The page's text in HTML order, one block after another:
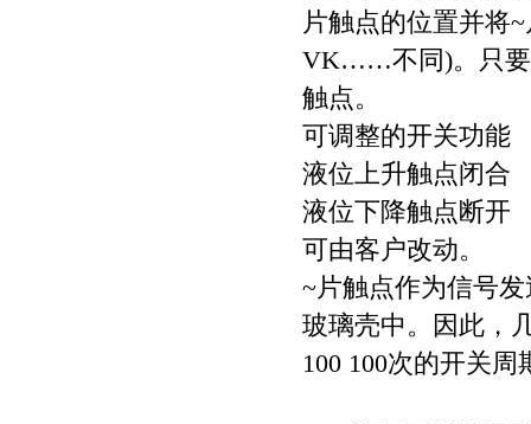
片触点的位置并将
VK……不同)。只要
触点。
可调整的开关功能
液位上升触点闭合
液位下降触点断开
可由客户改动。
~片触点作为信号
玻璃壳中。因此，
100 100次的开关周